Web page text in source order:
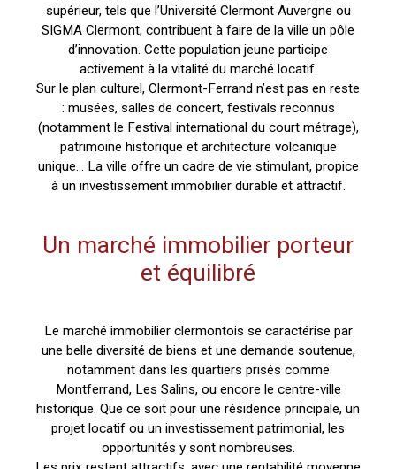
supérieur, tels que l’Université Clermont Auvergne ou
SIGMA Clermont, contribuent à faire de la ville un pôle
d’innovation. Cette population jeune participe
activement à la vitalité du marché locatif.
Sur le plan culturel, Clermont-Ferrand n’est pas en reste
: musées, salles de concert, festivals reconnus
(notamment le Festival international du court métrage),
patrimoine historique et architecture volcanique
unique… La ville offre un cadre de vie stimulant, propice
à un investissement immobilier durable et attractif.
Un marché immobilier porteur
et équilibré
Le marché immobilier clermontois se caractérise par
une belle diversité de biens et une demande soutenue,
notamment dans les quartiers prisés comme
Montferrand, Les Salins, ou encore le centre-ville
historique. Que ce soit pour une résidence principale, un
projet locatif ou un investissement patrimonial, les
opportunités y sont nombreuses.